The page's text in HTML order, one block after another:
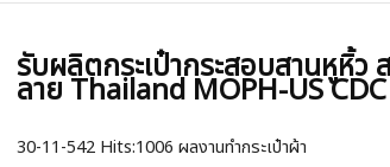
รับผลิตกระเป๋ากระสอบสานหูหิ้ว
ลาย Thailand MOPH-US CDC
30-11-542 Hits:1006 ผลงานทำกระเป๋าผ้า